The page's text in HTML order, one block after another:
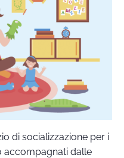
di socializzazione per i
accompagnati dalle